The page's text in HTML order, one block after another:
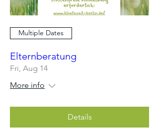
Multiple Dates
Elternberatung
Fri, Aug 14
More info
Details